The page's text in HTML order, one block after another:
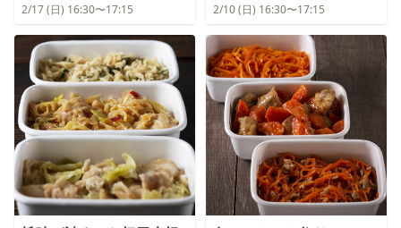
2/17 (日) 16:30〜17:15 2/10 (日) 16:30〜17:15